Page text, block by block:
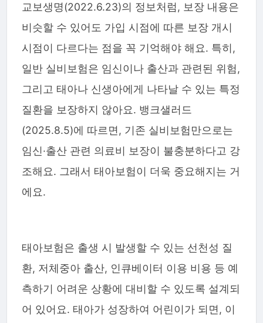
교보생명(2022.6.23)의 정보처럼, 보장 내용은
비슷할 수 있어도 가입 시점에 따른 보장 개시
시점이 다르다는 점을 꼭 기억해야 해요. 특히,
일반 실비보험은 임신이나 출산과 관련된 위험,
그리고 태아나 신생아에게 나타날 수 있는 특정
질환을 보장하지 않아요. 뱅크샐러드
(2025.8.5)에 따르면, 기존 실비보험만으로는
임신·출산 관련 의료비 보장이 불충분하다고 강
조해요. 그래서 태아보험이 더욱 중요해지는 거
에요.
태아보험은 출생 시 발생할 수 있는 선천성 질
환, 저체중아 출산, 인큐베이터 이용 비용 등 예
측하기 어려운 상황에 대비할 수 있도록 설계되
어 있어요. 태아가 성장하여 어린이가 되면, 이